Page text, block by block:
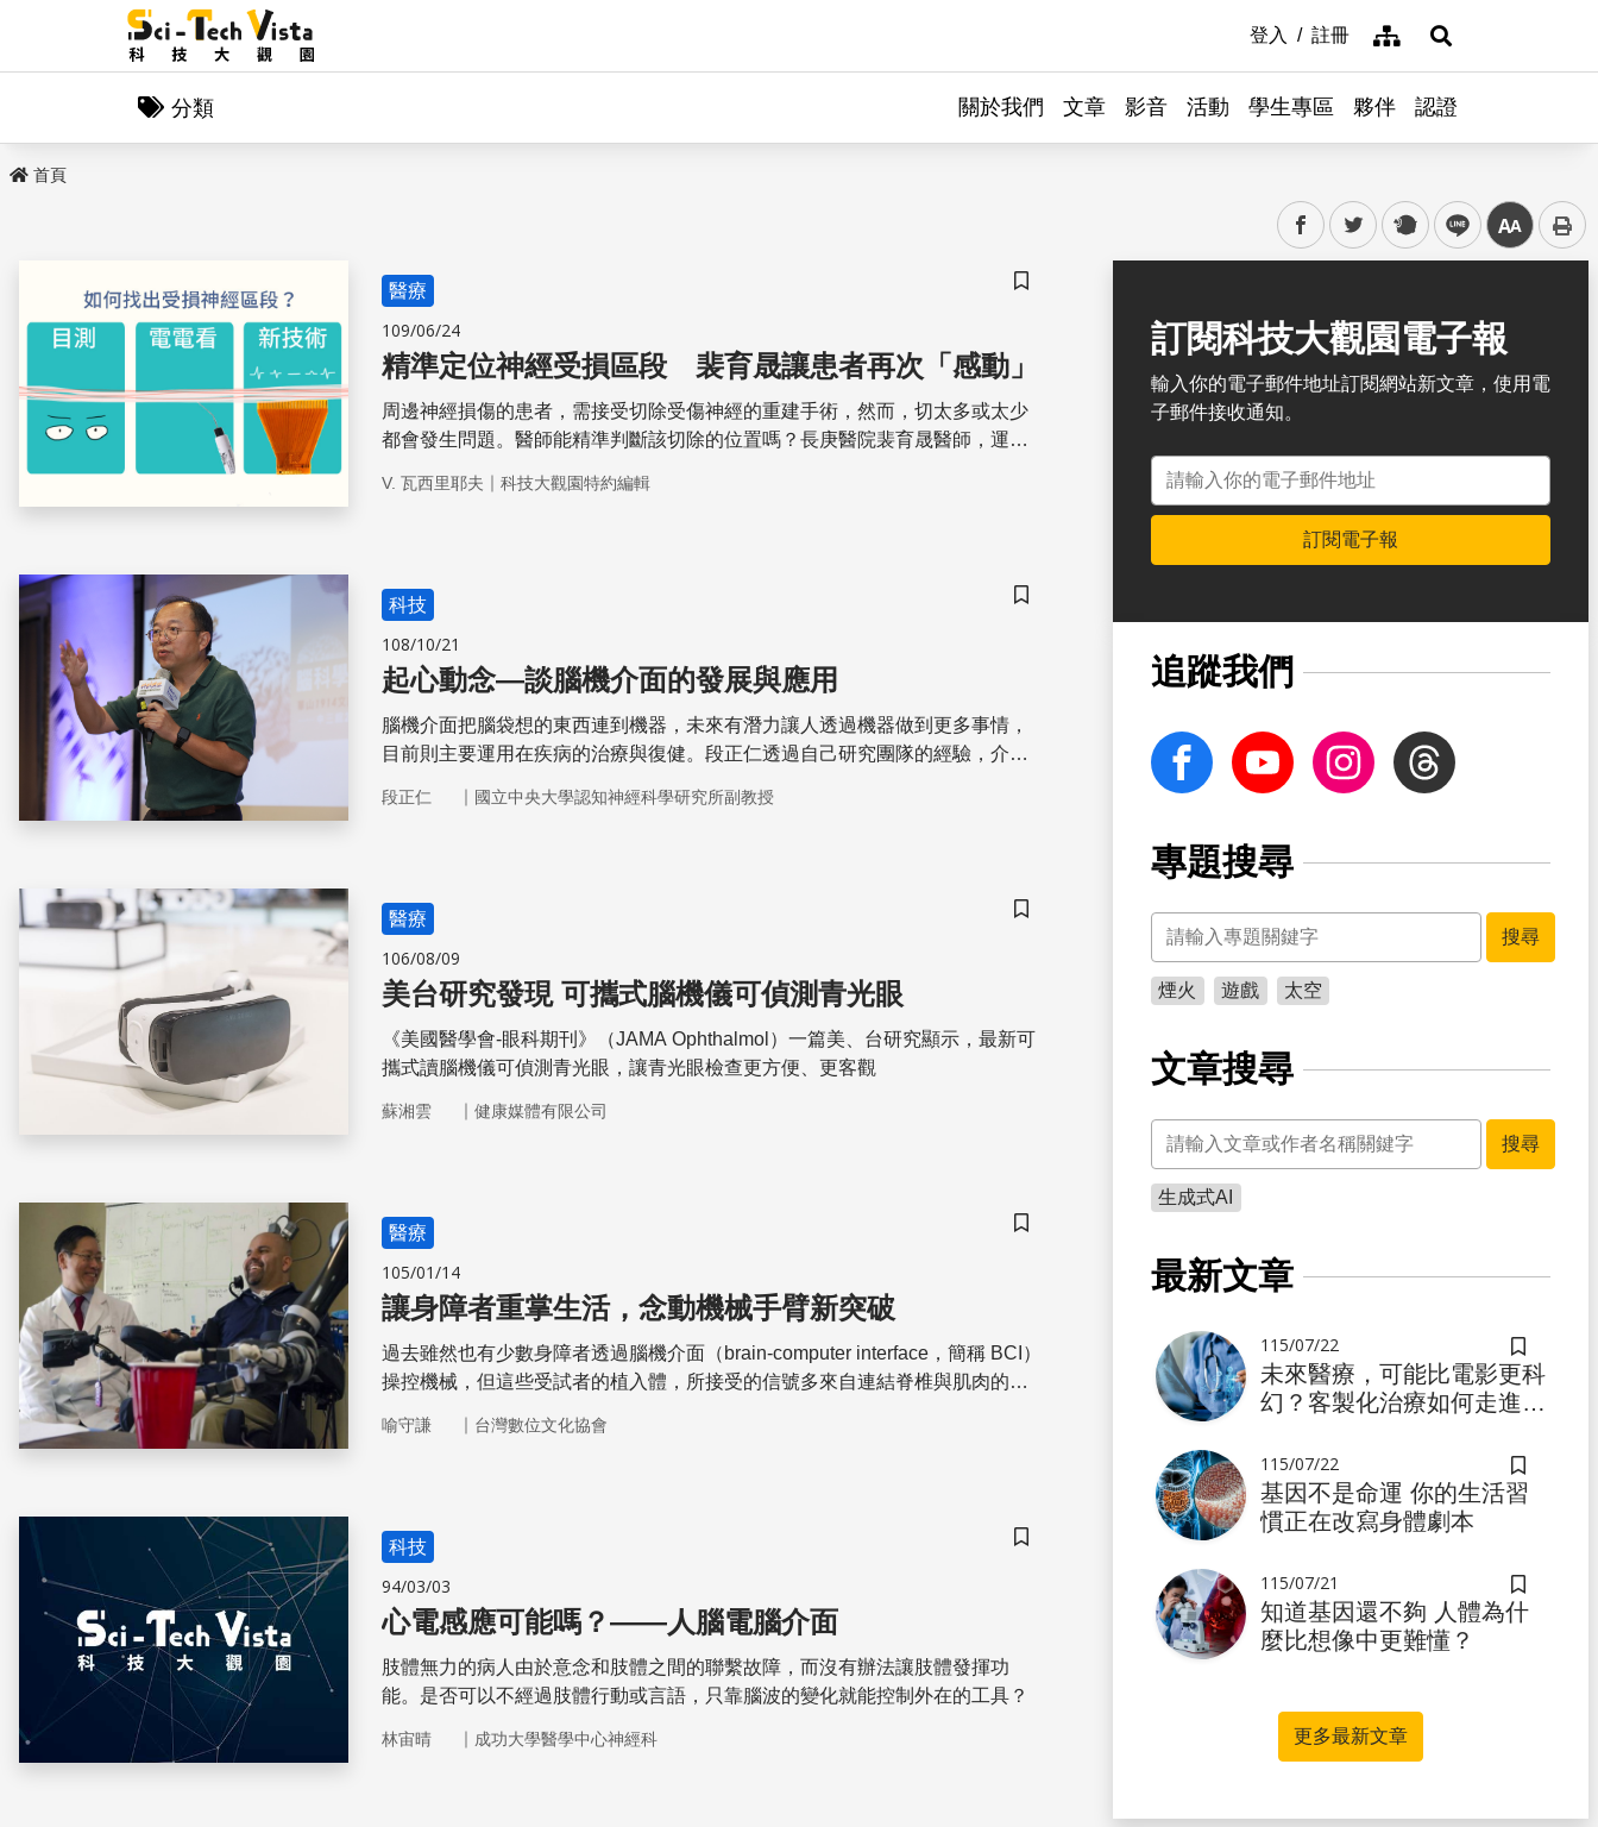
登入 註冊 網站導覽展開搜尋
分類 關於我們 文章 影音 活動 學生專區 夥伴 認證
首頁
facebooktwitter plurk line 中
儲存書籤
醫療
109/06/24
精準定位神經受損區段 裴育晟讓患者再次「感動」
周邊神經損傷的患者，需接受切除受傷神經的重建手術，然而，切太多或太少
都會發生問題。醫師能精準判斷該切除的位置嗎？長庚醫院裴育晟醫師，運用
準定位神經受損區段，提升手術的治療效果造福病患。
V. 瓦西里耶夫 ｜ 科技大觀園特約編輯
儲存書籤
科技
108/10/21
起心動念—談腦機介面的發展與應用
腦機介面把腦袋想的東西連到機器，未來有潛力讓人透過機器做到更多事情，
目前則主要運用在疾病的治療與復健。段正仁透過自己研究團隊的經驗，介紹
段正仁 ｜ 國立中央大學認知神經科學研究所副教授
儲存書籤
醫療
106/08/09
美台研究發現 可攜式腦機儀可偵測青光眼
《美國醫學會-眼科期刊》（JAMA Ophthalmol）一篇美、台研究顯示，最新可
攜式讀腦機儀可偵測青光眼，讓青光眼檢查更方便、更客觀
蘇湘雲 ｜ 健康媒體有限公司
儲存書籤
醫療
105/01/14
讓身障者重掌生活，念動機械手臂新突破
過去雖然也有少數身障者透過腦機介面（brain-computer interface，簡稱 BCI）
操控機械，但這些受試者的植入體，所接受的信號多來自連結脊椎與肌肉的前
（產生肢體運動意念的區域）植入晶片，讓機械主動理解使用者意圖，創造更
喻守謙 ｜ 台灣數位文化協會
儲存書籤
科技
94/03/03
心電感應可能嗎？——人腦電腦介面
肢體無力的病人由於意念和肢體之間的聯繫故障，而沒有辦法讓肢體發揮功
能。是否可以不經過肢體行動或言語，只靠腦波的變化就能控制外在的工具？
林宙晴 ｜ 成功大學醫學中心神經科
訂閱科技大觀園電子報
輸入你的電子郵件地址訂閱網站新文章，使用電
子郵件接收通知。
電子郵件地址
訂閱電子報
追蹤我們
facebook Youtube InstagramThreads
專題搜尋
關鍵字
搜尋
煙火 遊戲 太空
文章搜尋
關鍵字
搜尋
生成式AI
最新文章
儲存書籤
115/07/22
未來醫療，可能比電影更科
幻？客製化治療如何走進真
儲存書籤
115/07/22
基因不是命運 你的生活習
慣正在改寫身體劇本
儲存書籤
115/07/21
知道基因還不夠 人體為什
麼比想像中更難懂？
更多最新文章